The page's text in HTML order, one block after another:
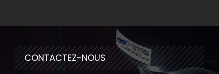
CONTACTEZ-NOUS